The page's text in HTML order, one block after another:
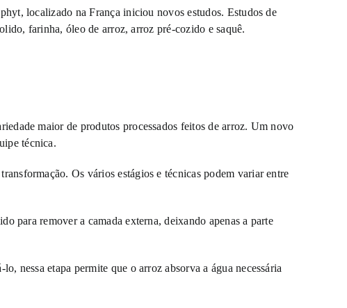
localizado na França iniciou novos estudos. Estudos de
farinha, óleo de arroz, arroz pré-cozido e saquê.
maior de produtos processados feitos de arroz. Um novo
técnica.
Os vários estágios e técnicas podem variar entre
para remover a camada externa, deixando apenas a parte
nessa etapa permite que o arroz absorva a água necessária